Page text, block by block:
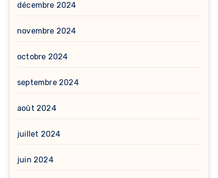
décembre 2024
novembre 2024
octobre 2024
septembre 2024
août 2024
juillet 2024
juin 2024